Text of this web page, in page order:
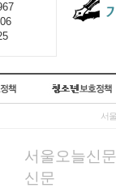
서
서울오늘신
신문